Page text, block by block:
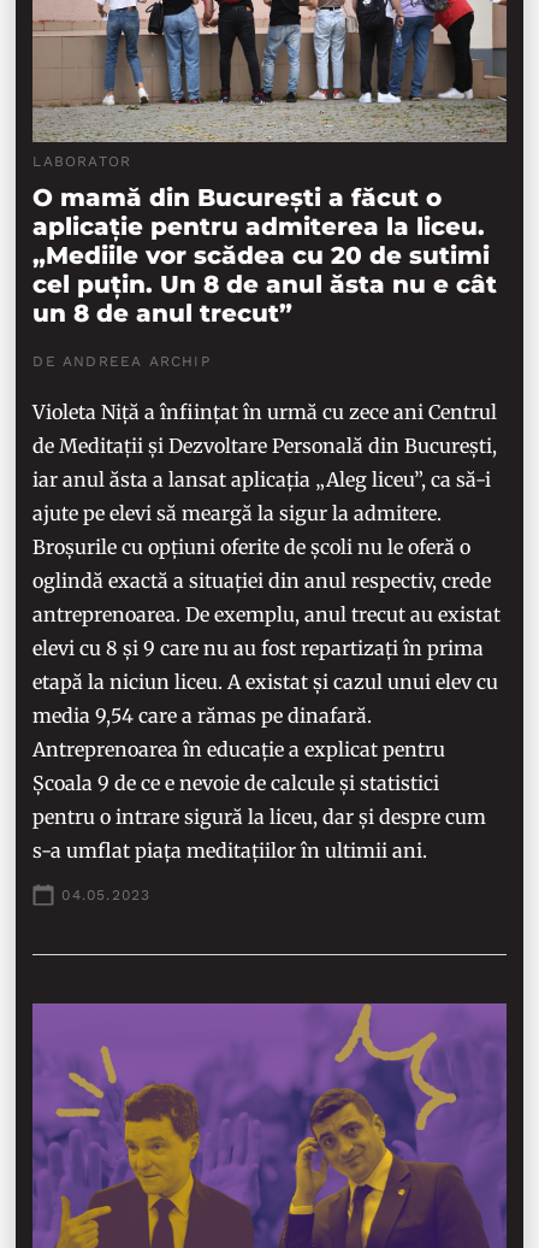
LABORATOR
O mamă din București a făcut o
aplicație pentru admiterea la liceu.
„Mediile vor scădea cu 20 de sutimi
cel puțin. Un 8 de anul ăsta nu e cât
un 8 de anul trecut”
DE ANDREEA ARCHIP
Violeta Niță a înființat în urmă cu zece ani Centrul
de Meditații și Dezvoltare Personală din București,
iar anul ăsta a lansat aplicația „Aleg liceu”, ca să-i
ajute pe elevi să meargă la sigur la admitere.
Broșurile cu opțiuni oferite de școli nu le oferă o
oglindă exactă a situației din anul respectiv, crede
antreprenoarea. De exemplu, anul trecut au existat
elevi cu 8 și 9 care nu au fost repartizați în prima
etapă la niciun liceu. A existat și cazul unui elev cu
media 9,54 care a rămas pe dinafară.
Antreprenoarea în educație a explicat pentru
Școala 9 de ce e nevoie de calcule și statistici
pentru o intrare sigură la liceu, dar și despre cum
s-a umflat piața meditațiilor în ultimii ani.
04.05.2023